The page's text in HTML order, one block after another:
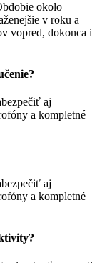
okolo
v roku a
vopred, dokonca i
aj
a kompletné
aj
a kompletné